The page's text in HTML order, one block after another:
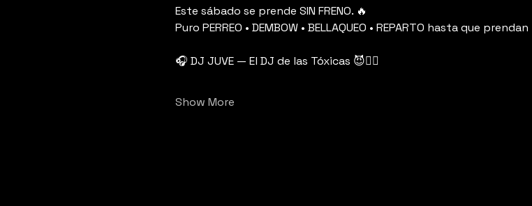
Este sábado se prende SIN FRENO. 🔥
Puro PERREO • DEMBOW • BELLAQUEO • REPARTO hasta que
🎧 DJ JUVE — El DJ de las Tóxicas 😈❤️‍🔥
Show More